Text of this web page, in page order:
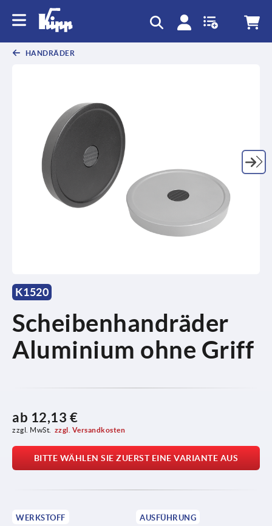
HANDRÄDER
K1520
Scheibenhandräder
Aluminium ohne Griff
ab 12,13 €
zzgl. MwSt. zzgl. Versandkosten
BITTE WÄHLEN SIE ZUERST EINE VARIANTE AUS
WERKSTOFF AUSFÜHRUNG